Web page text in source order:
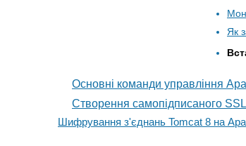
Як
Основні команди управління
Створення самопідписаного
Шифрування з'єднань Tomcat 8 на